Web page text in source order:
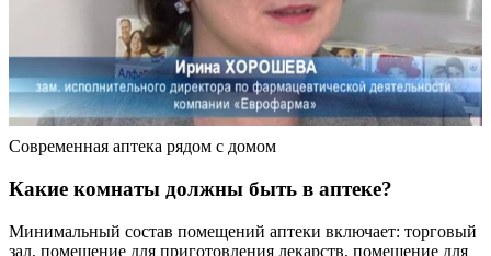
Современная аптека рядом с домом
Какие комнаты должны быть в аптеке?
Минимальный состав помещений аптеки включает: торговый
зал, помещение для приготовления лекарств, помещение для